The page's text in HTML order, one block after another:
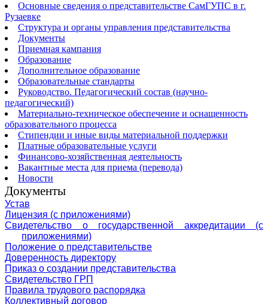
Основные сведения о представительстве СамГУПС в г.
Рузаевке
Структура и органы управления представительства
Документы
Приемная кампания
Образование
Дополнительное образование
Образовательные стандарты
Руководство. Педагогический состав (научно-
педагогический)
Материально-техническое обеспечение и оснащенность
образовательного процесса
Стипендии и иные виды материальной поддержки
Платные образовательные услуги
Финансово-хозяйственная деятельность
Вакантные места для приема (перевода)
Новости
Документы
Устав
Лицензия (с приложениями)
Свидетельство о государственной аккредитации (с
приложениями)
Положение о представительстве
Доверенность директору
Приказ о создании представительства
Свидетельство ГРП
Правила трудового распорядка
Коллективный договор